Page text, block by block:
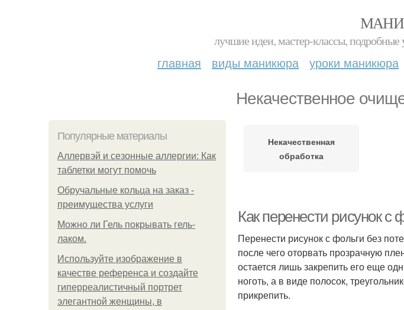
лучшие идеи, мастер-классы,
главная виды маникюра уроки маникюра
Некачественное
Популярные материалы
Аллервэй и сезонные аллергии: Как
таблетки могут помочь
Обручальные кольца на заказ -
преимущества услуги
Можно ли Гель покрывать гель-
лаком.
Используйте изображение в
качестве референса и создайте
гиперреалистичный портрет
элегантной женщины, в
Некачественная
обработка
Как перенести рисунок с
Перенести рисунок с фольги без
после чего оторвать прозрачную
остается лишь закрепить его еще
ноготь, а в виде полосок,
прикрепить.